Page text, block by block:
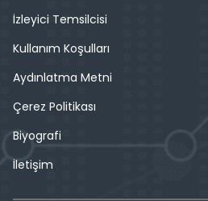
İzleyici Temsilcisi
Kullanım Koşulları
Aydınlatma Metni
Çerez Politikası
Biyografi
İletişim